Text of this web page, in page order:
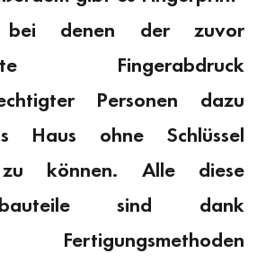
bei denen der zuvor
Fingerabdruck
Personen dazu
Haus ohne Schlüssel
können. Alle diese
sind dank
Fertigungsmethoden